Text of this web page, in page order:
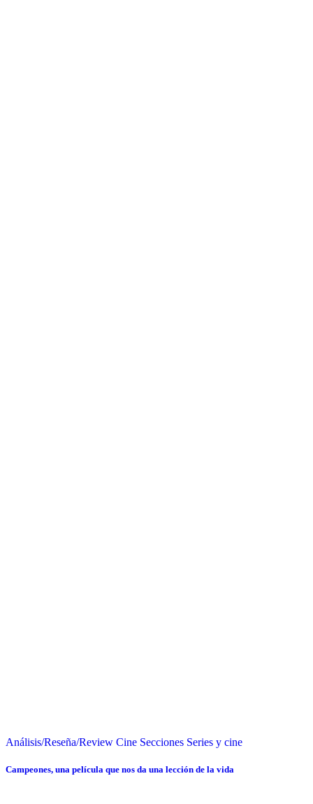
Análisis/Reseña/Review Cine Secciones Series y cine
Campeones, una película que nos da una lección de la vida